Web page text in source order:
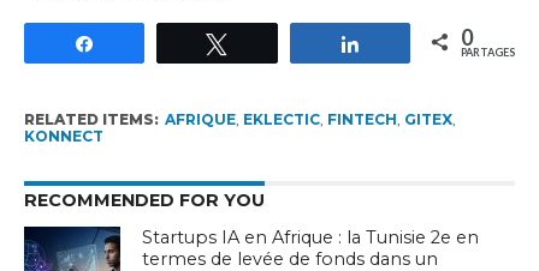
Partagez 0
PARTAGES
RELATED ITEMS: AFRIQUE, EKLECTIC, FINTECH GITEX,
KONNECT
RECOMMENDED FOR YOU
Startups IA en Afrique : la Tunisie 2e en
termes de levée de fonds dans un